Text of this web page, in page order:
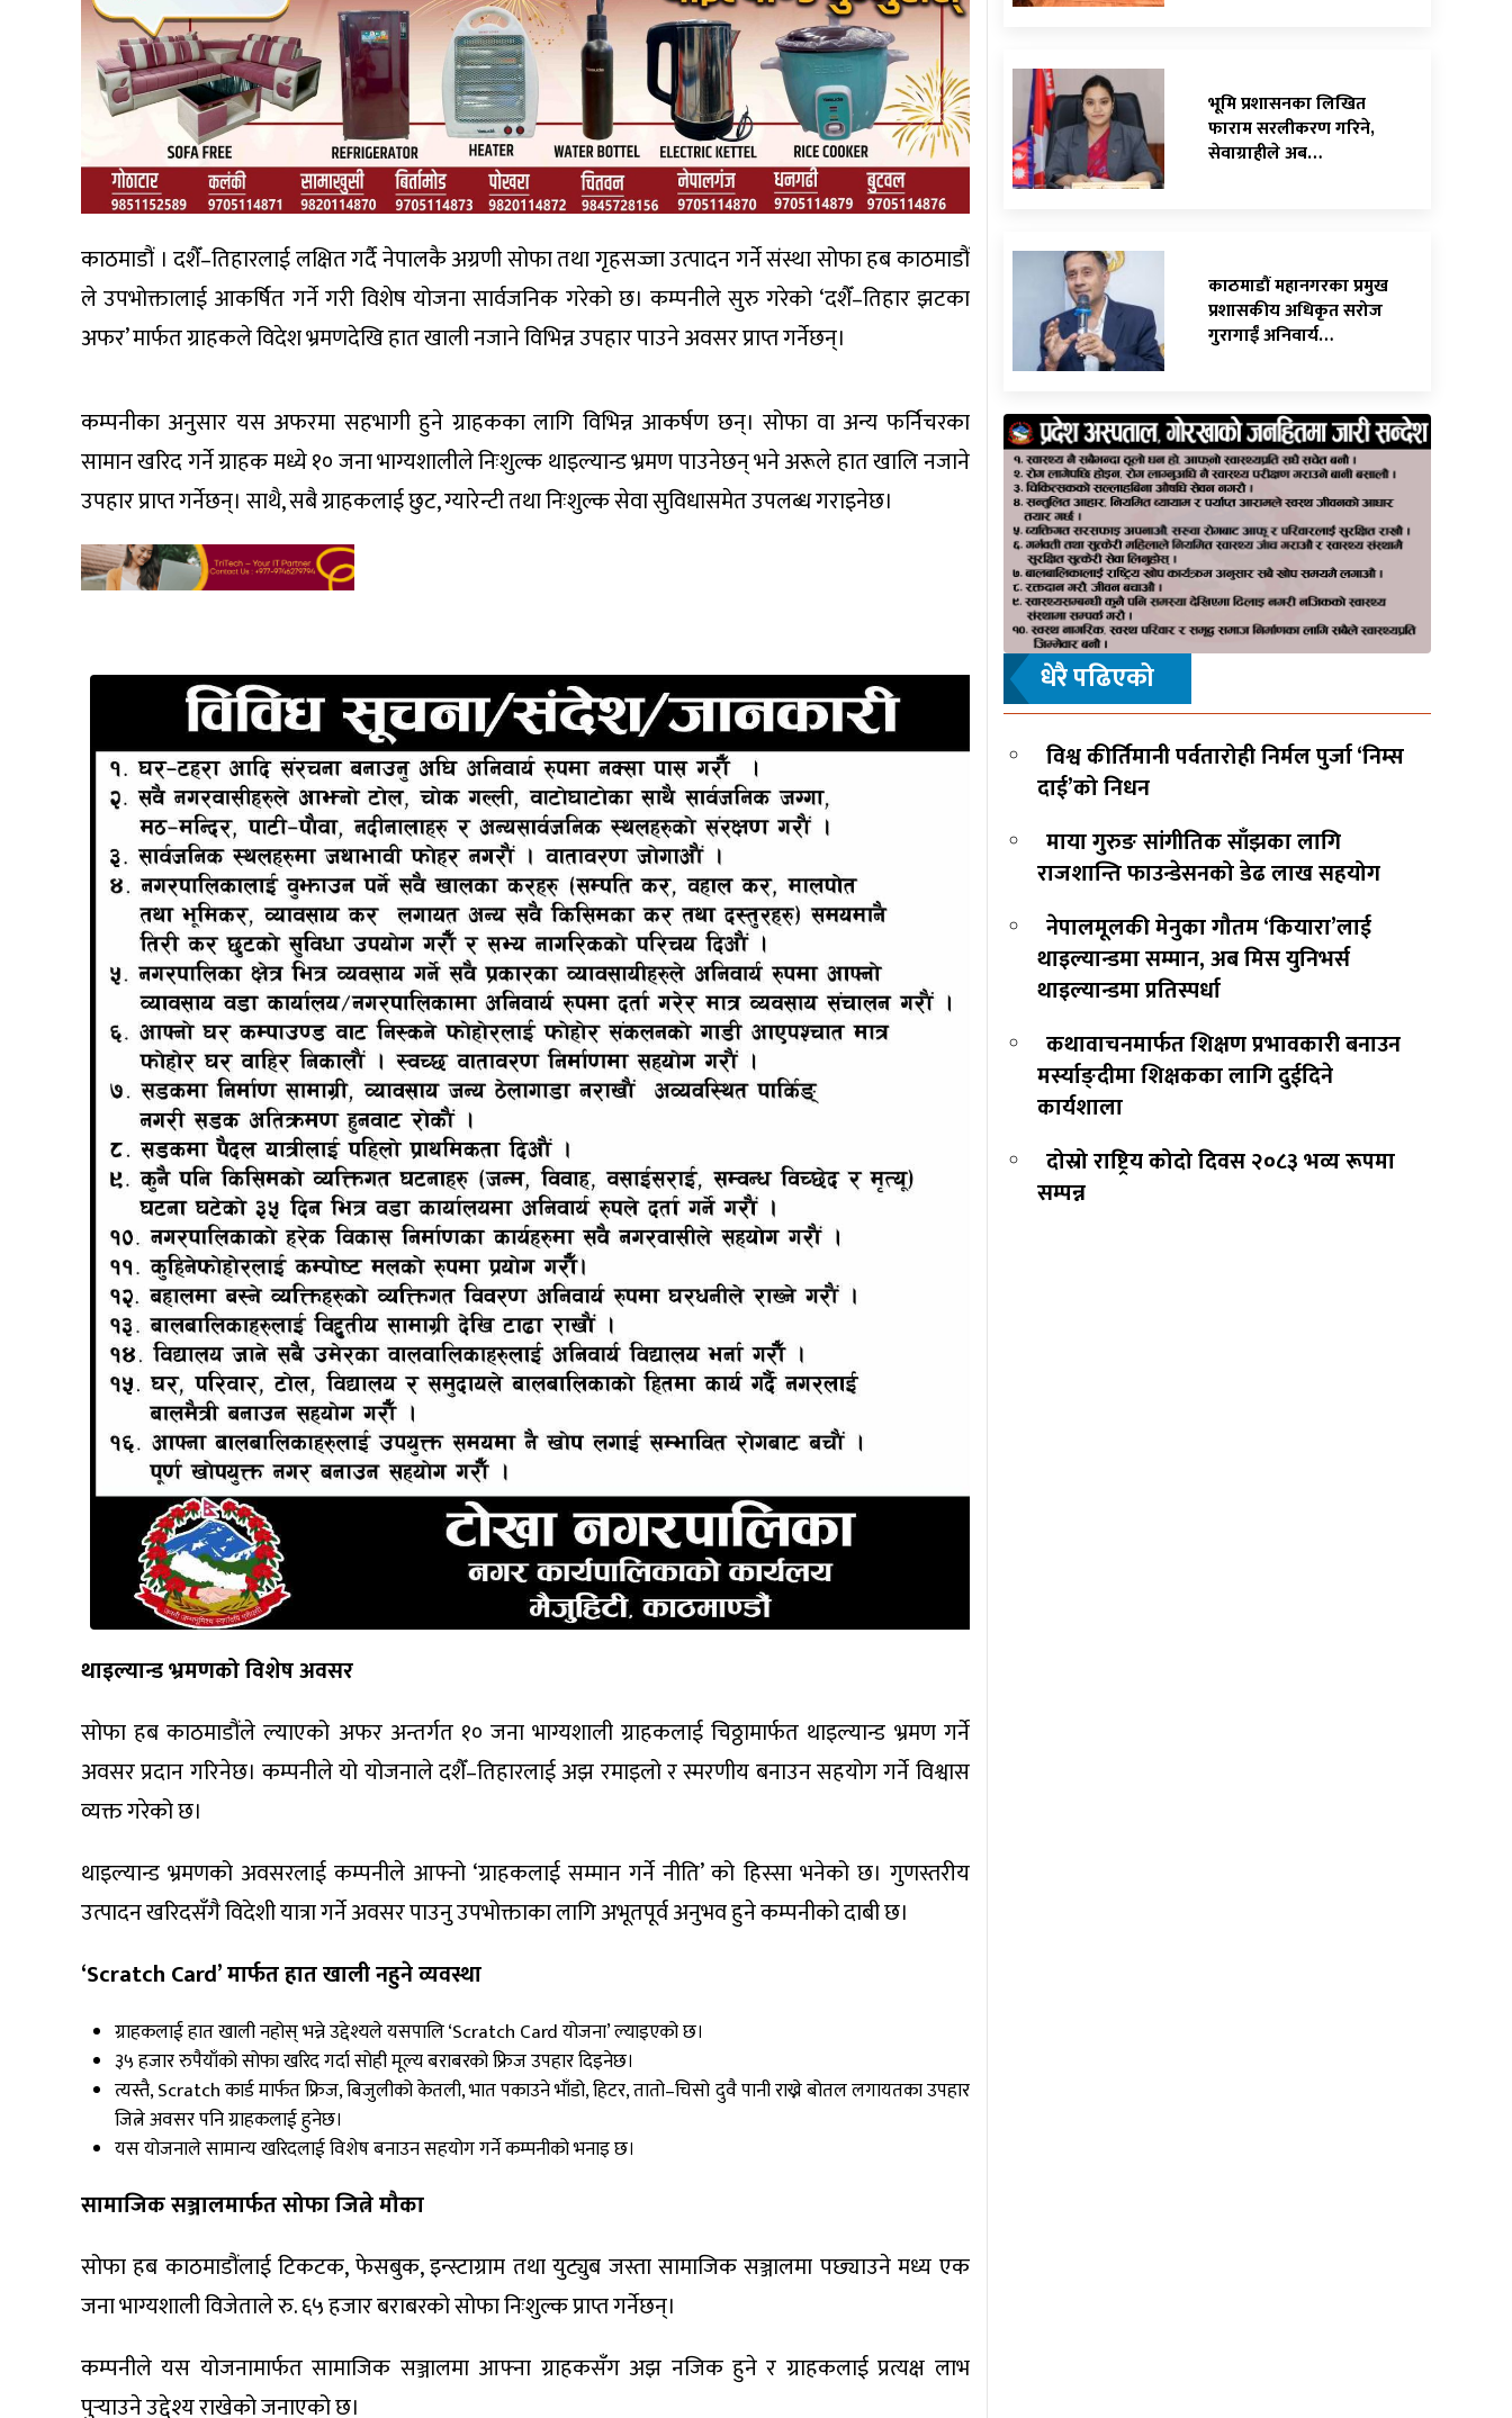
काठमाडौं । दशैँ–तिहारलाई लक्षित गर्दै नेपालकै अग्रणी सोफा तथा गृहसज्जा उत्पादन गर्ने संस्था सोफा हब काठमाडौं
ले उपभोक्तालाई आकर्षित गर्ने गरी विशेष योजना सार्वजनिक गरेको छ। कम्पनीले सुरु गरेको ‘दशैँ–तिहार झटका
अफर’ मार्फत ग्राहकले विदेश भ्रमणदेखि हात खाली नजाने विभिन्न उपहार पाउने अवसर प्राप्त गर्नेछन्।
कम्पनीका अनुसार यस अफरमा सहभागी हुने ग्राहकका लागि विभिन्न आकर्षण छन्। सोफा वा अन्य फर्निचरका
सामान खरिद गर्ने ग्राहक मध्ये १० जना भाग्यशालीले निःशुल्क थाइल्यान्ड भ्रमण पाउनेछन् भने अरूले हात खालि नजाने
उपहार प्राप्त गर्नेछन्। साथै, सबै ग्राहकलाई छुट, ग्यारेन्टी तथा निःशुल्क सेवा सुविधासमेत उपलब्ध गराइनेछ।
थाइल्यान्ड भ्रमणको विशेष अवसर
सोफा हब काठमाडौंले ल्याएको अफर अन्तर्गत १० जना भाग्यशाली ग्राहकलाई चिठ्ठामार्फत थाइल्यान्ड भ्रमण गर्ने
अवसर प्रदान गरिनेछ। कम्पनीले यो योजनाले दशैँ–तिहारलाई अझ रमाइलो र स्मरणीय बनाउन सहयोग गर्ने विश्वास
व्यक्त गरेको छ।
थाइल्यान्ड भ्रमणको अवसरलाई कम्पनीले आफ्नो ‘ग्राहकलाई सम्मान गर्ने नीति’ को हिस्सा भनेको छ। गुणस्तरीय
उत्पादन खरिदसँगै विदेशी यात्रा गर्ने अवसर पाउनु उपभोक्ताका लागि अभूतपूर्व अनुभव हुने कम्पनीको दाबी छ।
‘Scratch Card’ मार्फत हात खाली नहुने व्यवस्था
ग्राहकलाई हात खाली नहोस् भन्ने उद्देश्यले यसपालि ‘Scratch Card योजना’ ल्याइएको छ।
३५ हजार रुपैयाँको सोफा खरिद गर्दा सोही मूल्य बराबरको फ्रिज उपहार दिइनेछ।
त्यस्तै, Scratch कार्ड मार्फत फ्रिज, बिजुलीको केतली, भात पकाउने भाँडो, हिटर, तातो–चिसो दुवै पानी राख्ने बोतल लगायतका उपहार
जित्ने अवसर पनि ग्राहकलाई हुनेछ।
यस योजनाले सामान्य खरिदलाई विशेष बनाउन सहयोग गर्ने कम्पनीको भनाइ छ।
सामाजिक सञ्जालमार्फत सोफा जित्ने मौका
सोफा हब काठमाडौंलाई टिकटक, फेसबुक, इन्स्टाग्राम तथा युट्युब जस्ता सामाजिक सञ्जालमा पछ्याउने मध्य एक
जना भाग्यशाली विजेताले रु. ६५ हजार बराबरको सोफा निःशुल्क प्राप्त गर्नेछन्।
कम्पनीले यस योजनामार्फत सामाजिक सञ्जालमा आफ्ना ग्राहकसँग अझ नजिक हुने र ग्राहकलाई प्रत्यक्ष लाभ
पुर्‍याउने उद्देश्य राखेको जनाएको छ।
भूमि प्रशासनका लिखित
फाराम सरलीकरण गरिने,
सेवाग्राहीले अब…
काठमाडौं महानगरका प्रमुख
प्रशासकीय अधिकृत सरोज
गुरागाईं अनिवार्य…
धेरै पढिएको
विश्व कीर्तिमानी पर्वतारोही निर्मल पुर्जा ‘निम्स
दाई’को निधन
माया गुरुङ सांगीतिक साँझका लागि
राजशान्ति फाउन्डेसनको डेढ लाख सहयोग
नेपालमूलकी मेनुका गौतम ‘कियारा’लाई
थाइल्यान्डमा सम्मान, अब मिस युनिभर्स
थाइल्यान्डमा प्रतिस्पर्धा
कथावाचनमार्फत शिक्षण प्रभावकारी बनाउन
मर्स्याङ्दीमा शिक्षकका लागि दुईदिने
कार्यशाला
दोस्रो राष्ट्रिय कोदो दिवस २०८३ भव्य रूपमा
सम्पन्न